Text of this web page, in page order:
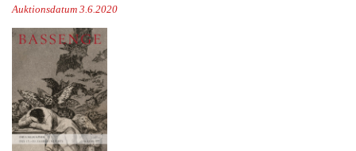
Auktionsdatum 3.6.2020